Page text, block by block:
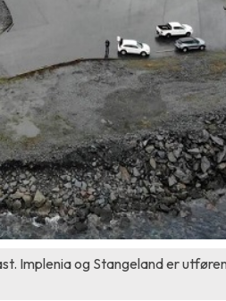
Implenia og Stangeland er